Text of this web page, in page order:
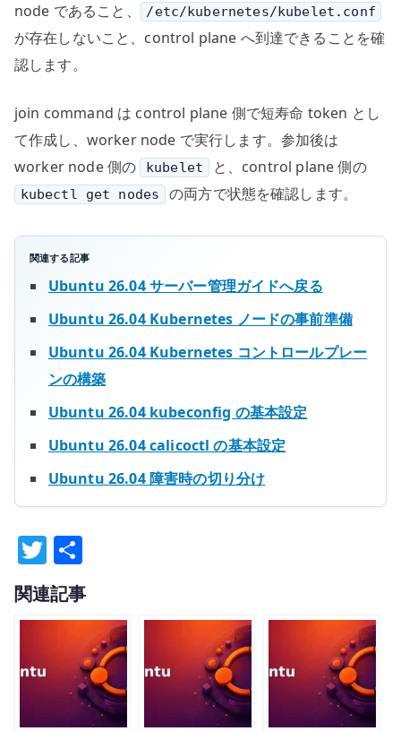
node であること、
/etc/kubernetes/kubelet.conf
が存在しないこと、control plane へ到達できることを確
認します。
join command は control plane 側で短寿命 token とし
て作成し、worker node で実行します。参加後は
worker node 側の
kubelet と、control plane 側の
kubectl get nodes の両方で状態を確認します。
関連する記事
Ubuntu 26.04 サーバー管理ガイドへ戻る
Ubuntu 26.04 Kubernetes ノードの事前準備
Ubuntu 26.04 Kubernetes コントロールプレー
ンの構築
Ubuntu 26.04 kubeconfig の基本設定
Ubuntu 26.04 calicoctl の基本設定
Ubuntu 26.04 障害時の切り分け
T
w
it
r
有
関連記事